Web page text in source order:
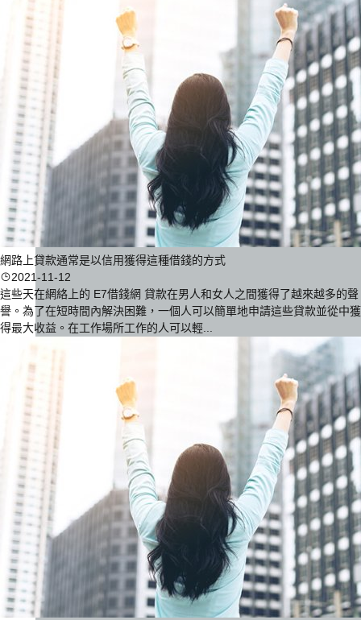
網路上貸款通常是以信用獲得這種借錢的方式
2021-11-12
這些天在網絡上的 E7借錢網 貸款在男人和女人之間獲得了越來越多的聲
譽。為了在短時間內解決困難，一個人可以簡單地申請這些貸款並從中獲
得最大收益。在工作場所工作的人可以輕...